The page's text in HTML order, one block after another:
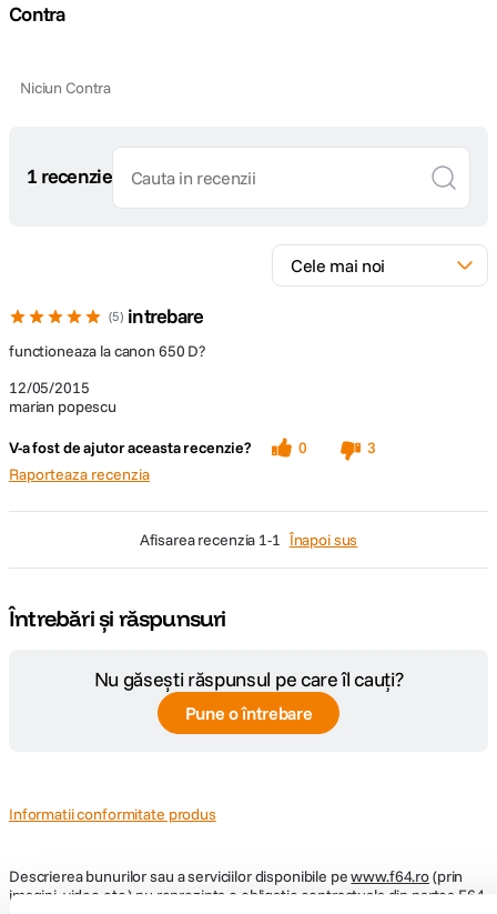
Contra
Niciun Contra
1 recenzie
5 intrebare
12/05/2015
marian popescu
functioneaza la canon 650 D?
V-a fost de ajutor aceasta recenzie? 0
3
Raporteaza recenzia
afisarea recenzia 1-1 Înapoi sus
Întrebări și răspunsuri
Nu găsești răspunsul pe care îl cauți?
Pune o întrebare
Informatii conformitate produs
Descrierea bunurilor sau a serviciilor disponibile pewww.f64.ro(prin
imagini, video etc.) nu reprezinta o obligatie contractuala din partea F64,